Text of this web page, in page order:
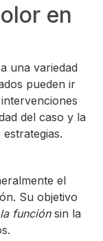
en
una variedad
pueden ir
del caso y la
el
Su objetivo
función sin la